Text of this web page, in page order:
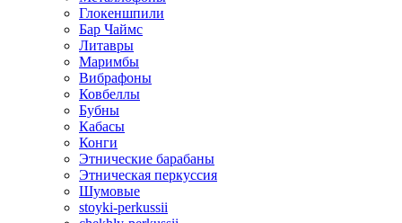
Глокеншпили
Бар Чаймс
Литавры
Маримбы
Вибрафоны
Ковбеллы
Бубны
Кабасы
Конги
Этнические барабаны
Этническая перкуссия
Шумовые
stoyki-perkussii